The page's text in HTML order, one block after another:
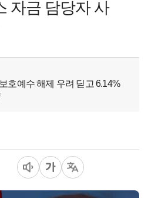
자금 담당자 사
호예수 해제 우려 딛고 6.14%